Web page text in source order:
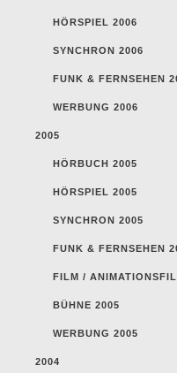
HÖRSPIEL 2006
SYNCHRON 2006
FUNK & FERNSEHEN
WERBUNG 2006
2005
HÖRBUCH 2005
HÖRSPIEL 2005
SYNCHRON 2005
FUNK & FERNSEHEN
FILM /
BÜHNE 2005
WERBUNG 2005
2004